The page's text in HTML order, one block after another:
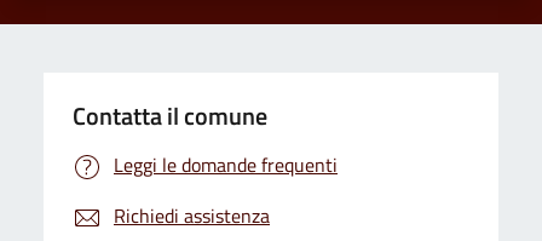
Contatta il comune
Leggi le domande frequenti
Richiedi assistenza